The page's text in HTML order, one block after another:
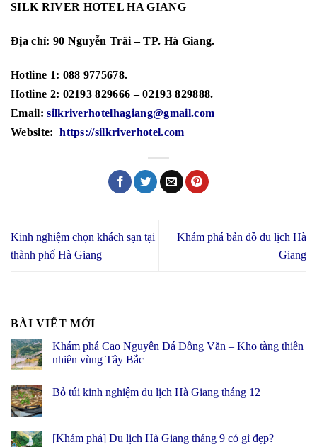
SILK RIVER HOTEL HA GIANG
Địa chỉ: 90 Nguyễn Trãi – TP. Hà Giang.
Hotline 1: 088 9775678.
Hotline 2: 02193 829666 – 02193 829888.
Email: silkriverhotelhagiang@gmail.com
Website:https://silkriverhotel.com
Kinh nghiệm chọn khách sạn tại
thành phố Hà Giang
Khám phá bản đồ du lịch Hà
Giang
BÀI VIẾT MỚI
Khám phá Cao Nguyên Đá Đồng Văn – Kho tàng thiên
nhiên vùng Tây Bắc
Bỏ túi kinh nghiệm du lịch Hà Giang tháng 12
[Khám phá] Du lịch Hà Giang tháng 9 có gì đẹp?